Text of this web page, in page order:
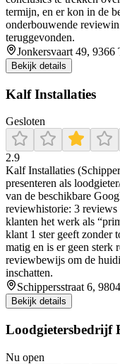
termijn, en er kon in de
onderbouwende
teruggevonden.
Jonkersvaart 49, 9366
Bekijk details
Kalf Installaties
Gesloten
2.9
Kalf Installaties
presenteren als
van de beschikbare
reviewhistorie: 3
klanten het werk als
klant 1 ster geeft zonder
matig en is er geen sterk
reviewbewijs om de
inschatten.
Schippersstraat 6,
Bekijk details
Loodgietersbedrijf
Nu open